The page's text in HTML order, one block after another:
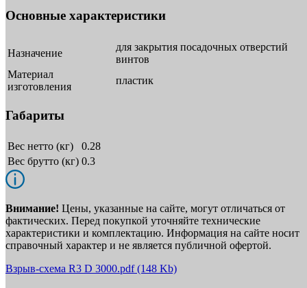
Основные характеристики
Назначение
для закрытия посадочных отверстий
винтов
Материал
изготовления
пластик
Габариты
Вес нетто (кг)
0.28
Вес брутто (кг) 0.3
Внимание! Цены, указанные на сайте, могут отличаться от
фактических. Перед покупкой уточняйте технические
характеристики и комплектацию. Информация на сайте носит
справочный характер и не является публичной офертой.
Взрыв-схема R3 D 3000.pdf(148 Kb)